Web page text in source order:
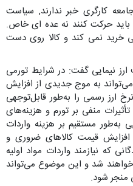
کارگری خبر ندارند, سیاست
باید حرکت کنند نه عده ای خاص.
خرید نمی کند و کالا روی دست
نیمایی گفت: در شرایط تورمی
به موج جدیدی از افزایش
ارز رسمی را به‌طور قابل‌توجهی
منفی بر تورم و هزینه‌های
به‌طور مستقیم بر هزینه واردات
قیمت کالاهای ضروری و
که نیازمند واردات مواد اولیه
خواهند شد و این موضوع می‌تواند
منجر شود.